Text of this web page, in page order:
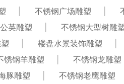
不锈钢广场雕塑
英雕塑 不锈钢大型树雕
楼盘水景装饰雕塑
锈钢羊雕塑 不锈钢龙雕塑
豚雕塑 不锈钢老鹰雕塑